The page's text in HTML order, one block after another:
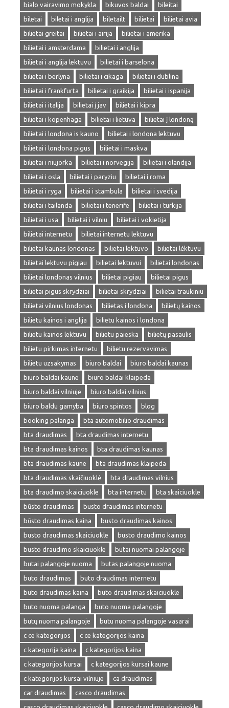
bialo vairavimo mokykla
bikuvos baldai
bileitai
biletai
biletai i anglija biletailt bilietai
bilietai avia
bilietai greitai
bilietai i airija
bilietai i amerika
bilietai i amsterdama
bilietai i anglija
bilietai i anglija lektuvu
bilietai i barselona
bilietai i berlyna
bilietai i cikaga
bilietai i dublina
bilietai i frankfurta
bilietai i graikija
bilietai i ispanija
bilietai i italija
bilietai į jav
bilietai i kipra
bilietai i kopenhaga
bilietai i lietuva
bilietai į londoną
bilietai i londona is kauno
bilietai i londona lektuvu
bilietai i londona pigus
bilietai i maskva
bilietai i niujorka
bilietai i norvegija
bilietai i olandija
bilietai i osla
bilietai i paryziu
bilietai i roma
bilietai i ryga
bilietai i stambula
bilietai i svedija
bilietai i tailanda
bilietai i tenerife
bilietai i turkija
bilietai i usa
bilietai i vilniu
bilietai i vokietija
bilietai internetu
bilietai internetu lektuvu
bilietai kaunas londonas
bilietai lektuvo
bilietai lėktuvu
bilietai lektuvu pigiau
bilietai lektuvui
bilietai londonas
bilietai londonas vilnius
bilietai pigiau
bilietai pigus
bilietai pigus skrydziai
bilietai skrydziai
bilietai traukiniu
bilietai vilnius londonas
bilietas i londona
bilietų kainos
bilietu kainos i anglija
bilietu kainos i londona
bilietu kainos lektuvu
bilietu paieska
bilietų pasaulis
bilietu pirkimas internetu
bilietu rezervavimas
bilietu uzsakymas
biuro baldai
biuro baldai kaunas
biuro baldai kaune
biuro baldai klaipeda
biuro baldai vilniuje
biuro baldai vilnius
biuro baldu gamyba
biuro spintos
blog
booking palanga
bta automobilio draudimas
bta draudimas
bta draudimas internetu
bta draudimas kainos
bta draudimas kaunas
bta draudimas kaune
bta draudimas klaipeda
bta draudimas skaičiuoklė
bta draudimas vilnius
bta draudimo skaiciuokle
bta internetu
bta skaiciuokle
būsto draudimas
busto draudimas internetu
būsto draudimas kaina
busto draudimas kainos
busto draudimas skaiciuokle
busto draudimo kainos
busto draudimo skaiciuokle
butai nuomai palangoje
butai palangoje nuoma
butas palangoje nuoma
buto draudimas
buto draudimas internetu
buto draudimas kaina
buto draudimas skaiciuokle
buto nuoma palanga
buto nuoma palangoje
butų nuoma palangoje
butu nuoma palangoje vasarai
c ce kategorijos
c ce kategorijos kaina
c kategorija kaina
c kategorijos kaina
c kategorijos kursai
c kategorijos kursai kaune
c kategorijos kursai vilniuje
ca draudimas
car draudimas
casco draudimas